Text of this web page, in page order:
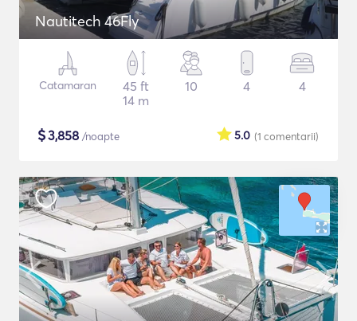
Nautitech 46Fly
Catamaran
45 ft
14 m
10 4 4
$3,858 /noapte (1 comentarii)
5.0